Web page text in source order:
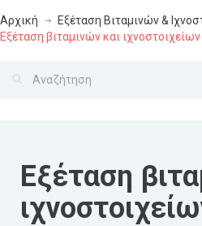
Αρχική
Εξέταση Βιταμινών &
Εξέταση βιταμινών και ιχνοστοιχείων
Εξέταση